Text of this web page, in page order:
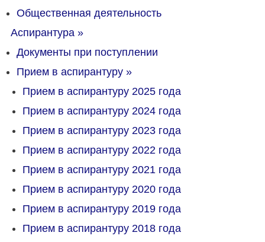
Общественная деятельность
Аспирантура »
Документы при поступлении
Прием в аспирантуру »
Прием в аспирантуру 2025 года
Прием в аспирантуру 2024 года
Прием в аспирантуру 2023 года
Прием в аспирантуру 2022 года
Прием в аспирантуру 2021 года
Прием в аспирантуру 2020 года
Прием в аспирантуру 2019 года
Прием в аспирантуру 2018 года